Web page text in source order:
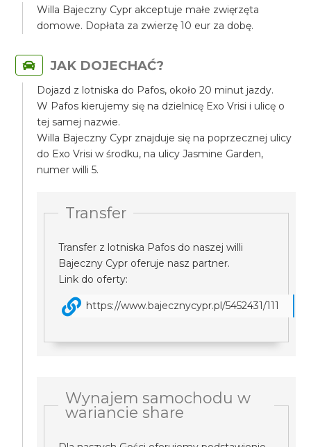
Willa Bajeczny Cypr akceptuje małe zwięrzęta
domowe. Dopłata za zwierzę 10 eur za dobę.
JAK DOJECHAĆ?
Dojazd z lotniska do Pafos, około 20 minut jazdy.
W Pafos kierujemy się na dzielnicę Exo Vrisi i ulicę o
tej samej nazwie.
Willa Bajeczny Cypr znajduje się na poprzecznej ulicy
do Exo Vrisi w środku, na ulicy Jasmine Garden,
numer willi 5.
Transfer
Transfer z lotniska Pafos do naszej willi
Bajeczny Cypr oferuje nasz partner.
Link do oferty:
https://www.bajecznycypr.pl/5452431/111
Wynajem samochodu w
wariancie share